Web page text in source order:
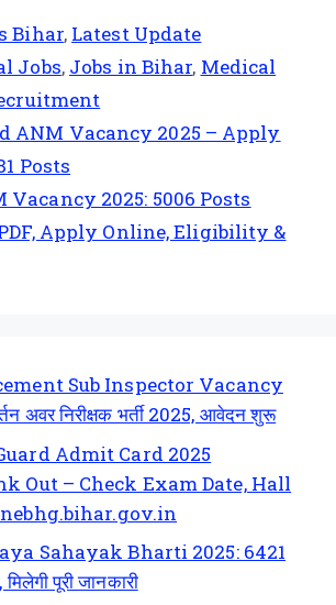
Bihar, Latest Update
Jobs, Jobs in Bihar, Medical
ANM Vacancy 2025 – Apply
Posts
Vacancy 2025: 5006 Posts
Apply Online, Eligibility &
Sub Inspector Vacancy
अवर निरीक्षक भर्ती 2025, आवेदन शुरू
Admit Card 2025
Out – Check Exam Date, Hall
Sahayak Bharti 2025: 6421
पूरी जानकारी